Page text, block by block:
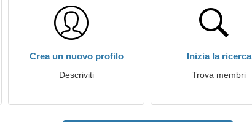
Crea un nuovo profilo
Descriviti
Inizia la ricerca
Trova membri